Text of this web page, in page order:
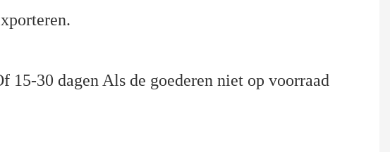
15-30 dagen Als de goederen niet op voorraad